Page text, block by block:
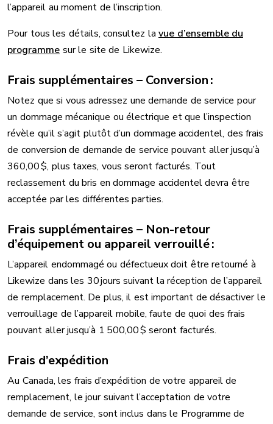
l’appareil au moment de l’inscription.
Pour tous les détails, consultez la vue d’ensemble du
programme sur le site de Likewize.
Frais supplémentaires – Conversion :
Notez que si vous adressez une demande de service pour
un dommage mécanique ou électrique et que l’inspection
révèle qu’il s’agit plutôt d’un dommage accidentel, des frais
de conversion de demande de service pouvant aller jusqu’à
360,00 $, plus taxes, vous seront facturés. Tout
reclassement du bris en dommage accidentel devra être
acceptée par les différentes parties.
Frais supplémentaires – Non-retour
d’équipement ou appareil verrouillé :
L’appareil endommagé ou défectueux doit être retourné à
Likewize dans les 30 jours suivant la réception de l’appareil
de remplacement. De plus, il est important de désactiver le
verrouillage de l’appareil mobile, faute de quoi des frais
pouvant aller jusqu’à 1 500,00 $ seront facturés.
Frais d’expédition
Au Canada, les frais d’expédition de votre appareil de
remplacement, le jour suivant l’acceptation de votre
demande de service, sont inclus dans le Programme de